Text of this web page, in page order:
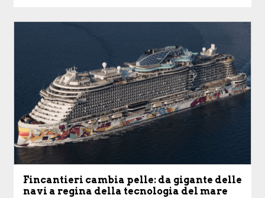
Fincantieri cambia pelle: da gigante delle
navi a regina della tecnologia del mare